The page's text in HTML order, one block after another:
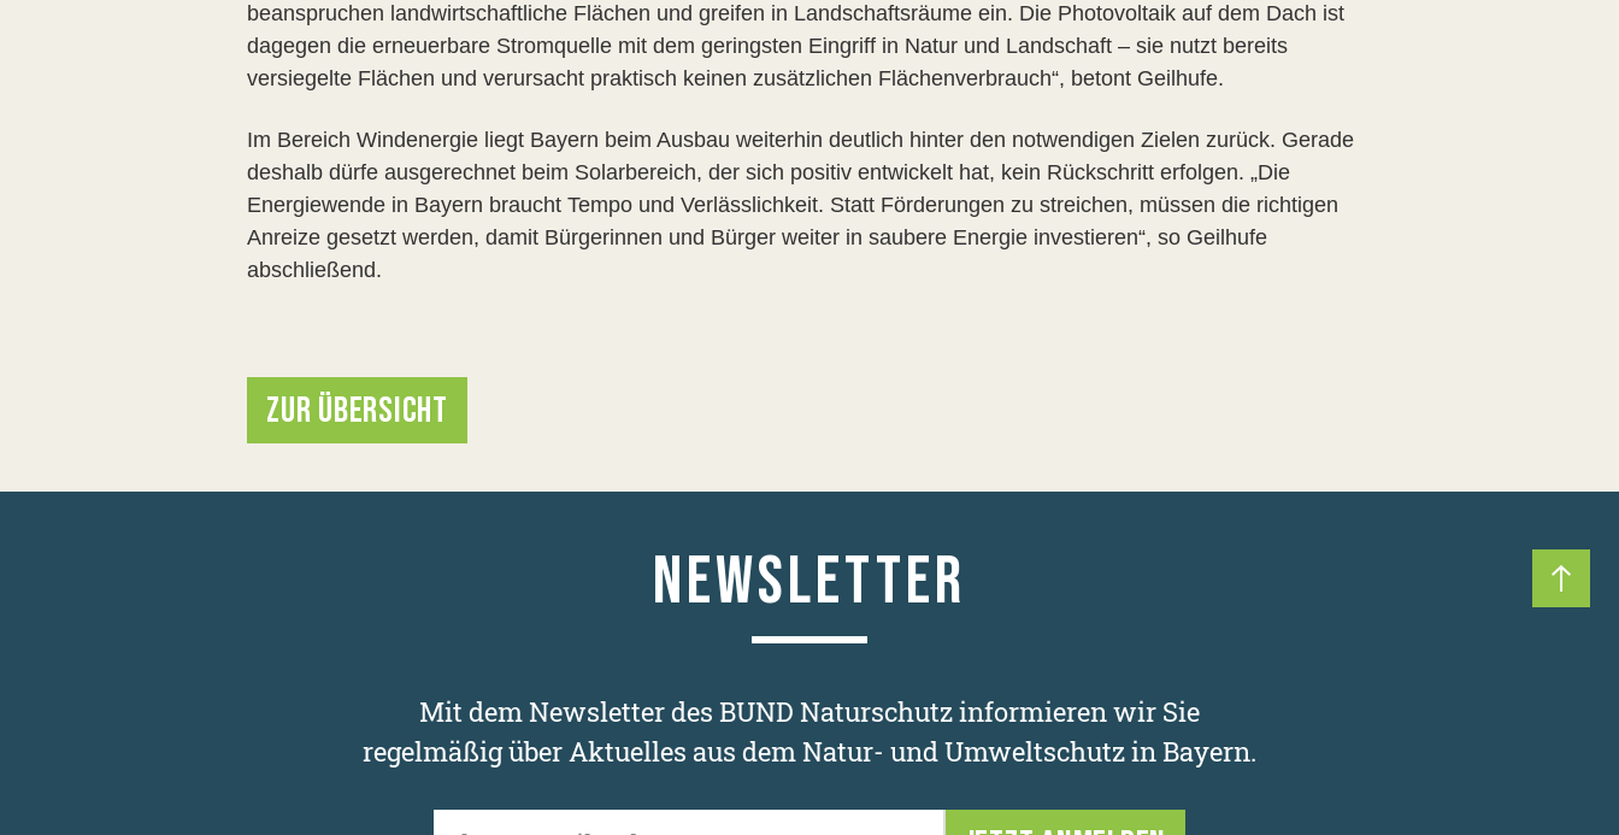
beanspruchen landwirtschaftliche Flächen und greifen in Landschaftsräume ein. Die Photovoltaik auf dem Dach ist
dagegen die erneuerbare Stromquelle mit dem geringsten Eingriff in Natur und Landschaft – sie nutzt bereits
versiegelte Flächen und verursacht praktisch keinen zusätzlichen Flächenverbrauch“, betont Geilhufe.
Im Bereich Windenergie liegt Bayern beim Ausbau weiterhin deutlich hinter den notwendigen Zielen zurück. Gerade
deshalb dürfe ausgerechnet beim Solarbereich, der sich positiv entwickelt hat, kein Rückschritt erfolgen. „Die
Energiewende in Bayern braucht Tempo und Verlässlichkeit. Statt Förderungen zu streichen, müssen die richtigen
Anreize gesetzt werden, damit Bürgerinnen und Bürger weiter in saubere Energie investieren“, so Geilhufe
abschließend.
ZUR ÜBERSICHT
NEWSLETTER
Mit dem Newsletter des BUND Naturschutz informieren wir Sie
regelmäßig über Aktuelles aus dem Natur- und Umweltschutz in Bayern.